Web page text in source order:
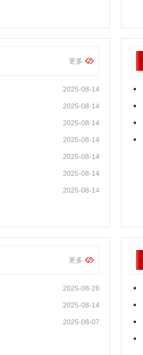
更多
2025-08-14
2025-08-14
2025-08-14
2025-08-14
2025-08-14
2025-08-14
2025-08-14
更多
2025-08-28
2025-08-14
2025-08-07